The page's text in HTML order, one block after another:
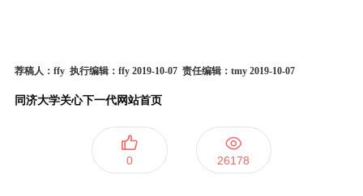
荐稿人：ffy 执行编辑：ffy 2019-10-07 责任编辑：tmy 2019-10-07
同济大学关心下一代网站首页
0 26178